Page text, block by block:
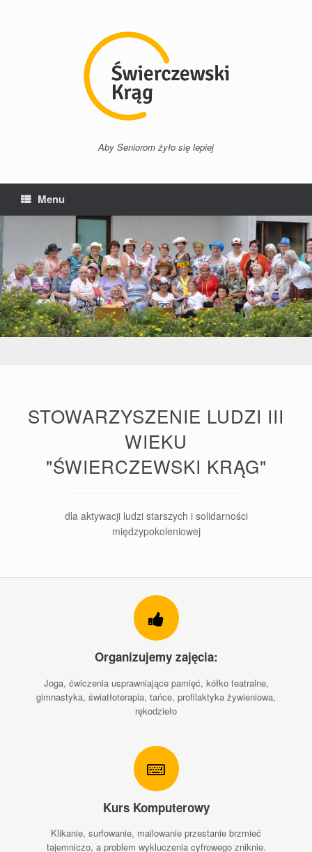
Aby Seniorom żyło się lepiej
Menu
STOWARZYSZENIE LUDZI III
WIEKU
"ŚWIERCZEWSKI KRĄG"
dla aktywacji ludzi starszych i solidarności
międzypokoleniowej
Organizujemy zajęcia:
Joga, ćwiczenia usprawniające pamięć, kółko teatralne,
gimnastyka, światłoterapia, tańce, profilaktyka żywieniowa,
rękodzieło
Kurs Komputerowy
Klikanie, surfowanie, mailowanie przestanie brzmieć
tajemniczo, a problem wykluczenia cyfrowego zniknie.